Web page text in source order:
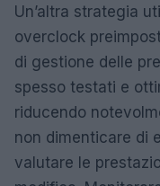
Un’altra strategia
overclock
di gestione delle
spesso testati e
riducendo
non dimenticare di
valutare le